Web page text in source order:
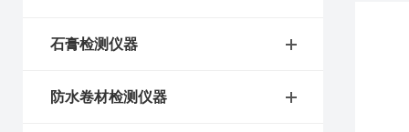
石膏检测仪器
防水卷材检测仪器